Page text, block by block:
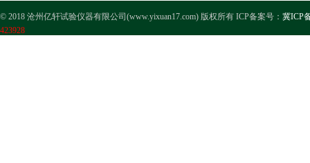
© 2018 沧州亿轩试验仪器有限公司(www.yixuan17.com) 版权所有 ICP备案号： 冀ICP
423928